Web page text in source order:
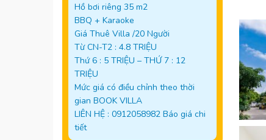
Hồ bơi riêng 35 m2
BBQ + Karaoke
Giá Thuê Villa /20 Người
Từ CN-T2 : 4.8 TRIỆU
Thứ 6 : 5 TRIỆU – THỨ 7 : 12
TRIỆU
Mức giá có điều chỉnh theo thời
gian BOOK VILLA
LIÊN HỆ : 0912058982 Báo giá chi
tiết